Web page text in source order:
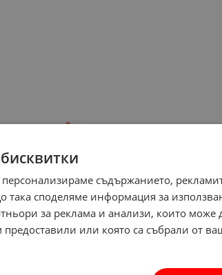
съдържанието,
споделяме информация за
за реклама и анализи, които може
или която са събрали от